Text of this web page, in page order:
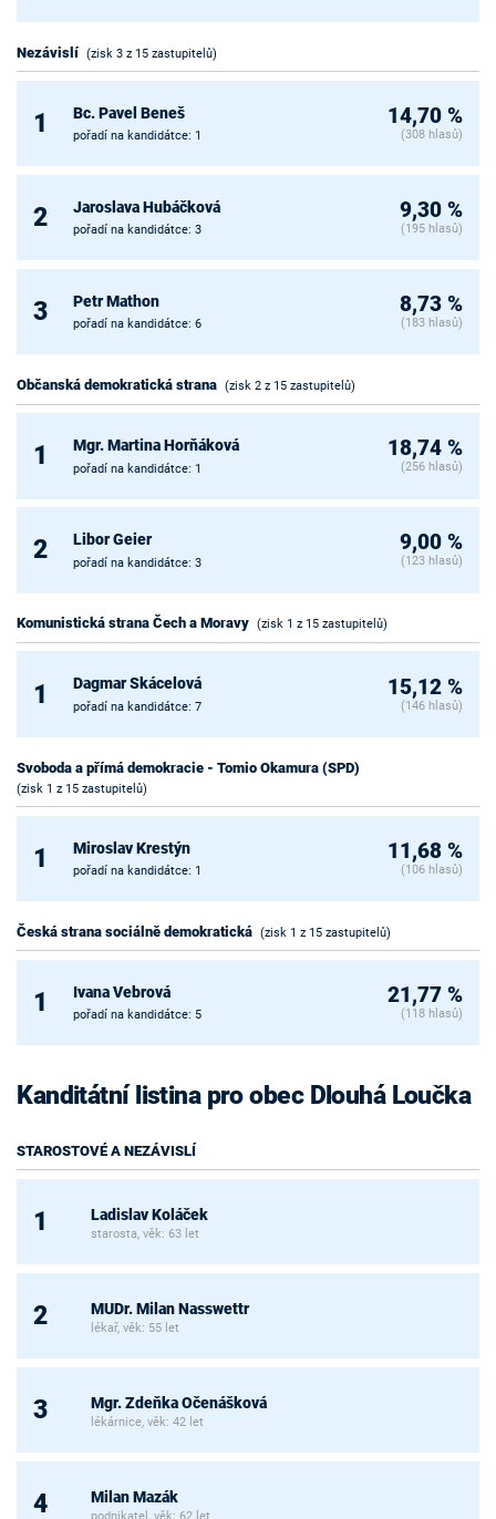
Nezávislí (zisk 3 z 15 zastupitelů)
1 Bc. Pavel Beneš
pořadí na kandidátce: 1
14,70 %
(308 hlasů)
2 Jaroslava Hubáčková
pořadí na kandidátce: 3
9,30 %
(195 hlasů)
3 Petr Mathon
pořadí na kandidátce: 6
8,73 %
(183 hlasů)
Občanská demokratická strana (zisk 2 z 15 zastupitelů)
1 Mgr. Martina Horňáková
pořadí na kandidátce: 1
18,74 %
(256 hlasů)
2 Libor Geier
pořadí na kandidátce: 3
9,00 %
(123 hlasů)
Komunistická strana Čech a Moravy (zisk 1 z 15 zastupitelů)
1 Dagmar Skácelová
pořadí na kandidátce: 7
15,12 %
(146 hlasů)
Svoboda a přímá demokracie - Tomio Okamura (SPD)
(zisk 1 z 15 zastupitelů)
1 Miroslav Krestýn
pořadí na kandidátce: 1
11,68 %
(106 hlasů)
Česká strana sociálně demokratická (zisk 1 z 15 zastupitelů)
1 Ivana Vebrová
pořadí na kandidátce: 5
21,77 %
(118 hlasů)
Kanditátní listina pro obec Dlouhá Loučka
STAROSTOVÉ A NEZÁVISLÍ
1 Ladislav Koláček
starosta, věk: 63 let
2 MUDr. Milan Nasswettr
lékař, věk: 55 let
3 Mgr. Zdeňka Očenášková
lékárnice, věk: 42 let
4 Milan Mazák